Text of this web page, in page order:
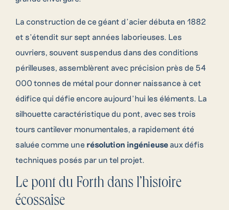
La construction de ce géant d’acier débuta en 1882
et s’étendit sur sept années laborieuses. Les
ouvriers, souvent suspendus dans des conditions
périlleuses, assemblèrent avec précision près de 54
000 tonnes de métal pour donner naissance à cet
édifice qui défie encore aujourd’hui les éléments. La
silhouette caractéristique du pont, avec ses trois
tours cantilever monumentales, a rapidement été
saluée comme une résolution ingénieuse aux défis
techniques posés par un tel projet.
Le pont du Forth dans l’histoire
écossaise